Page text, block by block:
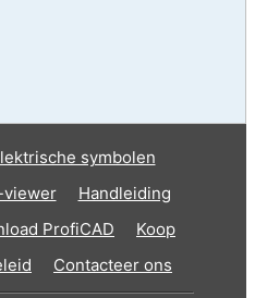
symbolen
viewer
Handleiding
ProfiCAD
Koop
Contacteer ons